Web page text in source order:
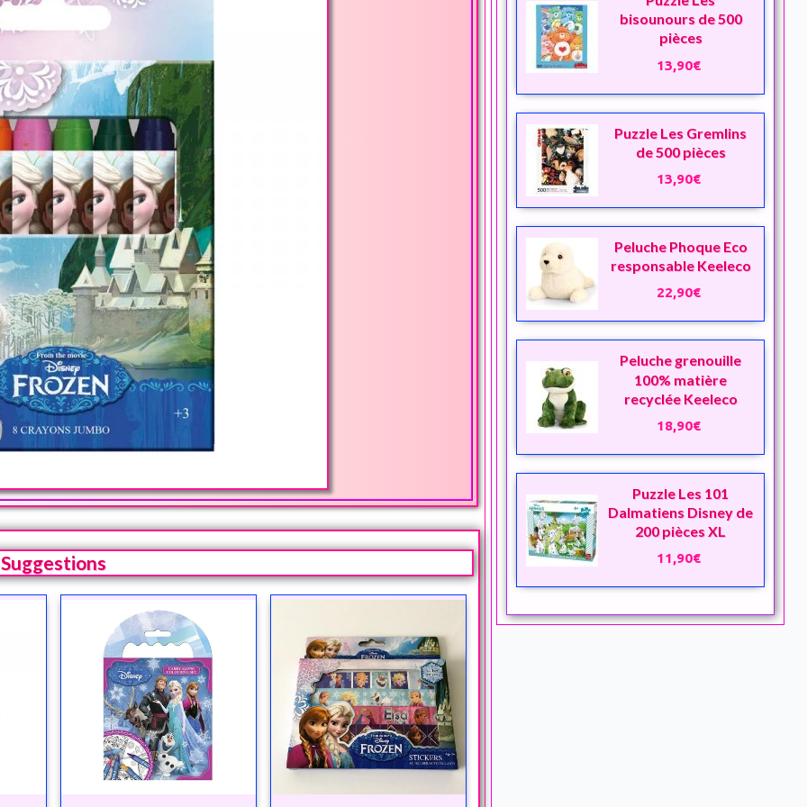
Suggestions
bisounours de 500
pièces
13,90€
Puzzle Les Gremlins
de 500 pièces
13,90€
Peluche Phoque Eco
responsable Keeleco
22,90€
Peluche grenouille
100% matière
recyclée Keeleco
18,90€
Puzzle Les 101
Dalmatiens Disney de
200 pièces XL
11,90€